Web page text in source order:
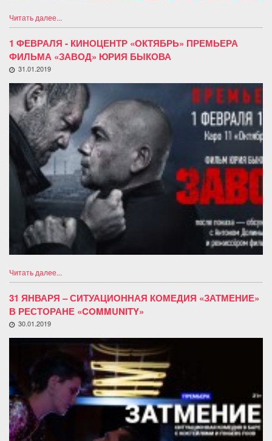
Читать далее...
1 ФЕВРАЛЯ - КИНОЦЕНТР «ОКТЯБРЬ» ПРЕМЬЕРА
ФИЛЬМА «ЗАВОД» ЮРИЯ БЫКОВА
31.01.2019
Читать далее...
31 ЯНВАРЯ – СИТУАЦИОННАЯ КОМЕДИЯ «ЗАТМЕНИЕ»
В РЕСТОРАНЕ «COMMUNITY»
30.01.2019